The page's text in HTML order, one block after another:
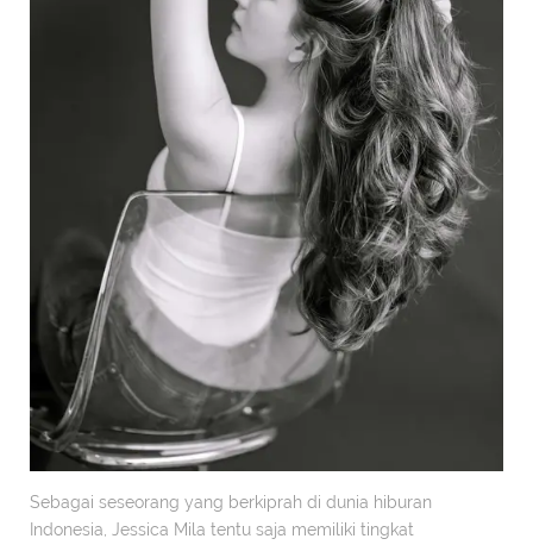
Sebagai seseorang yang berkiprah di dunia hiburan
Indonesia, Jessica Mila tentu saja memiliki tingkat